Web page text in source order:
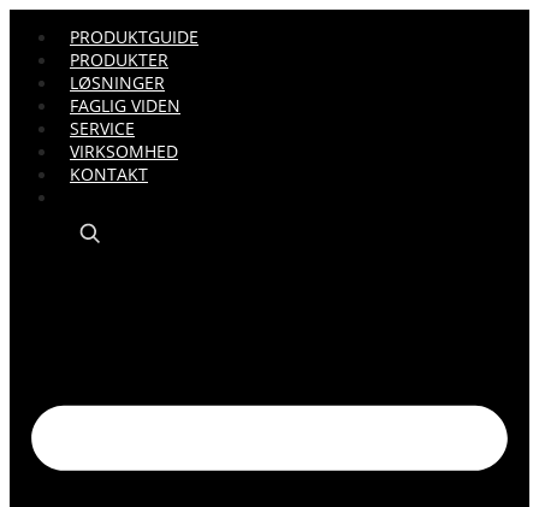
PRODUKTGUIDE
PRODUKTER
LØSNINGER
FAGLIG VIDEN
SERVICE
VIRKSOMHED
KONTAKT